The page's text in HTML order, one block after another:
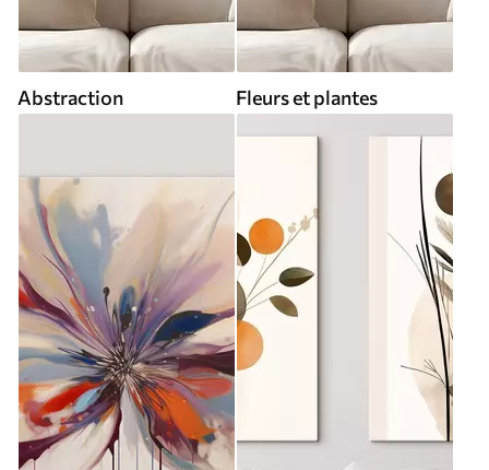
Abstraction Fleurs et plantes